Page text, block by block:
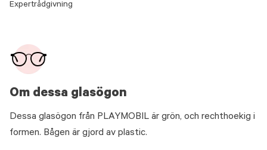
Om dessa glasögon
Dessa glasögon från PLAYMOBIL är grön, och rechthoekig i
formen. Bågen är gjord av plastic.
Expertrådgivning